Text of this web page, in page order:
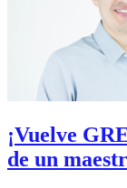
¡Vuelve
de un